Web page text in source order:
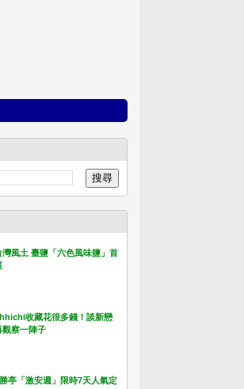
風土 臺鹽「六色風味鹽」首
收藏花很多錢！談新戀
觀察一陣子
亭「激安週」限時7天人氣定